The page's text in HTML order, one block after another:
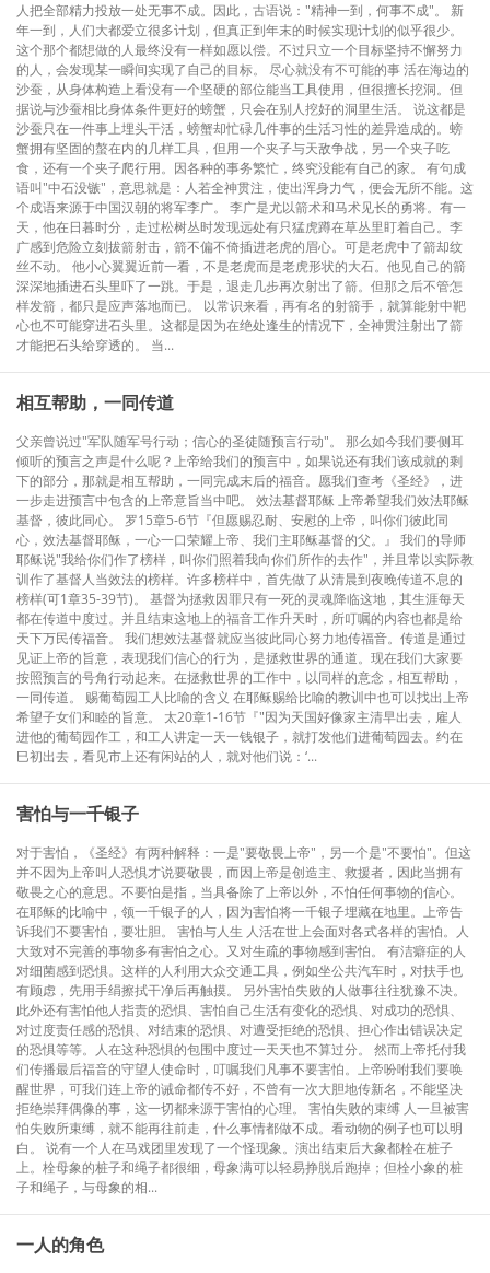
人把全部精力投放一处无事不成。因此，古语说："精神一到，何事不成"。 新
年一到，人们大都爱立很多计划，但真正到年末的时候实现计划的似乎很少。
这个那个都想做的人最终没有一样如愿以偿。不过只立一个目标坚持不懈努力
的人，会发现某一瞬间实现了自己的目标。 尽心就没有不可能的事 活在海边的
沙蚕，从身体构造上看没有一个坚硬的部位能当工具使用，但很擅长挖洞。但
据说与沙蚕相比身体条件更好的螃蟹，只会在别人挖好的洞里生活。 说这都是
沙蚕只在一件事上埋头干活，螃蟹却忙碌几件事的生活习性的差异造成的。螃
蟹拥有坚固的螯在内的几样工具，但用一个夹子与天敌争战，另一个夹子吃
食，还有一个夹子爬行用。因各种的事务繁忙，终究没能有自己的家。 有句成
语叫"中石没镞"，意思就是：人若全神贯注，使出浑身力气，便会无所不能。这
个成语来源于中国汉朝的将军李广。 李广是尤以箭术和马术见长的勇将。有一
天，他在日暮时分，走过松树丛时发现远处有只猛虎蹲在草丛里盯着自己。李
广感到危险立刻拔箭射击，箭不偏不倚插进老虎的眉心。可是老虎中了箭却纹
丝不动。 他小心翼翼近前一看，不是老虎而是老虎形状的大石。他见自己的箭
深深地插进石头里吓了一跳。于是，退走几步再次射出了箭。但那之后不管怎
样发箭，都只是应声落地而已。 以常识来看，再有名的射箭手，就算能射中靶
心也不可能穿进石头里。这都是因为在绝处逢生的情况下，全神贯注射出了箭
才能把石头给穿透的。 当...
相互帮助，一同传道
父亲曾说过"军队随军号行动；信心的圣徒随预言行动"。 那么如今我们要侧耳
倾听的预言之声是什么呢？上帝给我们的预言中，如果说还有我们该成就的剩
下的部分，那就是相互帮助，一同完成末后的福音。愿我们查考《圣经》，进
一步走进预言中包含的上帝意旨当中吧。 效法基督耶稣 上帝希望我们效法耶稣
基督，彼此同心。 罗15章5-6节『但愿赐忍耐、安慰的上帝，叫你们彼此同
心，效法基督耶稣，一心一口荣耀上帝、我们主耶稣基督的父。』 我们的导师
耶稣说"我给你们作了榜样，叫你们照着我向你们所作的去作"，并且常以实际教
训作了基督人当效法的榜样。许多榜样中，首先做了从清晨到夜晚传道不息的
榜样(可1章35-39节)。 基督为拯救因罪只有一死的灵魂降临这地，其生涯每天
都在传道中度过。并且结束这地上的福音工作升天时，所叮嘱的内容也都是给
天下万民传福音。 我们想效法基督就应当彼此同心努力地传福音。传道是通过
见证上帝的旨意，表现我们信心的行为，是拯救世界的通道。现在我们大家要
按照预言的号角行动起来。在拯救世界的工作中，以同样的意念，相互帮助，
一同传道。 赐葡萄园工人比喻的含义 在耶稣赐给比喻的教训中也可以找出上帝
希望子女们和睦的旨意。 太20章1-16节『"因为天国好像家主清早出去，雇人
进他的葡萄园作工，和工人讲定一天一钱银子，就打发他们进葡萄园去。约在
巳初出去，看见市上还有闲站的人，就对他们说：‘...
害怕与一千银子
对于害怕，《圣经》有两种解释：一是"要敬畏上帝"，另一个是"不要怕"。但这
并不因为上帝叫人恐惧才说要敬畏，而因上帝是创造主、救援者，因此当拥有
敬畏之心的意思。不要怕是指，当具备除了上帝以外，不怕任何事物的信心。
在耶稣的比喻中，领一千银子的人，因为害怕将一千银子埋藏在地里。上帝告
诉我们不要害怕，要壮胆。 害怕与人生 人活在世上会面对各式各样的害怕。人
大致对不完善的事物多有害怕之心。又对生疏的事物感到害怕。 有洁癖症的人
对细菌感到恐惧。这样的人利用大众交通工具，例如坐公共汽车时，对扶手也
有顾虑，先用手绢擦拭干净后再触摸。 另外害怕失败的人做事往往犹豫不决。
此外还有害怕他人指责的恐惧、害怕自己生活有变化的恐惧、对成功的恐惧、
对过度责任感的恐惧、对结束的恐惧、对遭受拒绝的恐惧、担心作出错误决定
的恐惧等等。人在这种恐惧的包围中度过一天天也不算过分。 然而上帝托付我
们传播最后福音的守望人使命时，叮嘱我们凡事不要害怕。上帝吩咐我们要唤
醒世界，可我们连上帝的诫命都传不好，不曾有一次大胆地传新名，不能坚决
拒绝崇拜偶像的事，这一切都来源于害怕的心理。 害怕失败的束缚 人一旦被害
怕失败所束缚，就不能再往前走，什么事情都做不成。看动物的例子也可以明
白。 说有一个人在马戏团里发现了一个怪现象。演出结束后大象都栓在桩子
上。栓母象的桩子和绳子都很细，母象满可以轻易挣脱后跑掉；但栓小象的桩
子和绳子，与母象的相...
一人的角色